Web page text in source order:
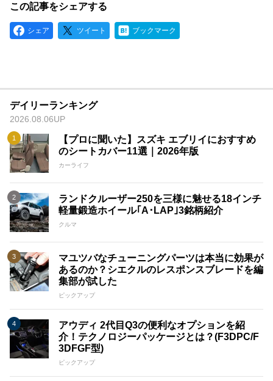
この記事をシェアする
シェア ツイート ブックマーク
デイリーランキング
2026.08.06UP
【プロに聞いた】スズキ エブリイにおすすめ
のシートカバー11選｜2026年版
カーライフ
ランドクルーザー250を三様に魅せる18インチ
軽量鍛造ホイール｢A･LAP｣3銘柄紹介
クルマ
マユツバなチューニングパーツは本当に効果が
あるのか？シエクルのレスポンスブレードを編
集部が試した
ピックアップ
アウディ 2代目Q3の便利なオプションを紹
介！テクノロジーパッケージとは？(F3DPC/F
3DFGF型)
ピックアップ